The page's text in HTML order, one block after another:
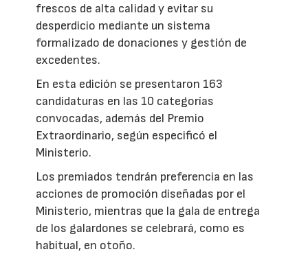
frescos de alta calidad y evitar su
desperdicio mediante un sistema
formalizado de donaciones y gestión de
excedentes.
En esta edición se presentaron 163
candidaturas en las 10 categorías
convocadas, además del Premio
Extraordinario, según especificó el
Ministerio.
Los premiados tendrán preferencia en las
acciones de promoción diseñadas por el
Ministerio, mientras que la gala de entrega
de los galardones se celebrará, como es
habitual, en otoño.